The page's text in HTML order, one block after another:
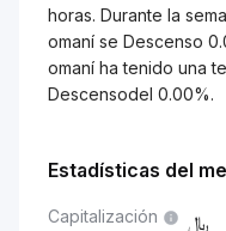
horas. Durante la
omaní se Descenso
omaní ha tenido una
Descensodel 0.00%.
Estadísticas del
Capitalización